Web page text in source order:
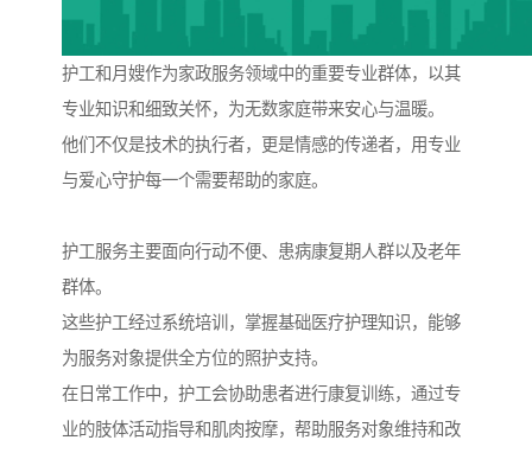
护工和月嫂作为家政服务领域中的重要专业群体，以其
专业知识和细致关怀，为无数家庭带来安心与温暖。
他们不仅是技术的执行者，更是情感的传递者，用专业
与爱心守护每一个需要帮助的家庭。
护工服务主要面向行动不便、患病康复期人群以及老年
群体。
这些护工经过系统培训，掌握基础医疗护理知识，能够
为服务对象提供全方位的照护支持。
在日常工作中，护工会协助患者进行康复训练，通过专
业的肢体活动指导和肌肉按摩，帮助服务对象维持和改